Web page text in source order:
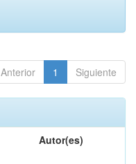
Anterior 1 Siguiente
Autor(es)